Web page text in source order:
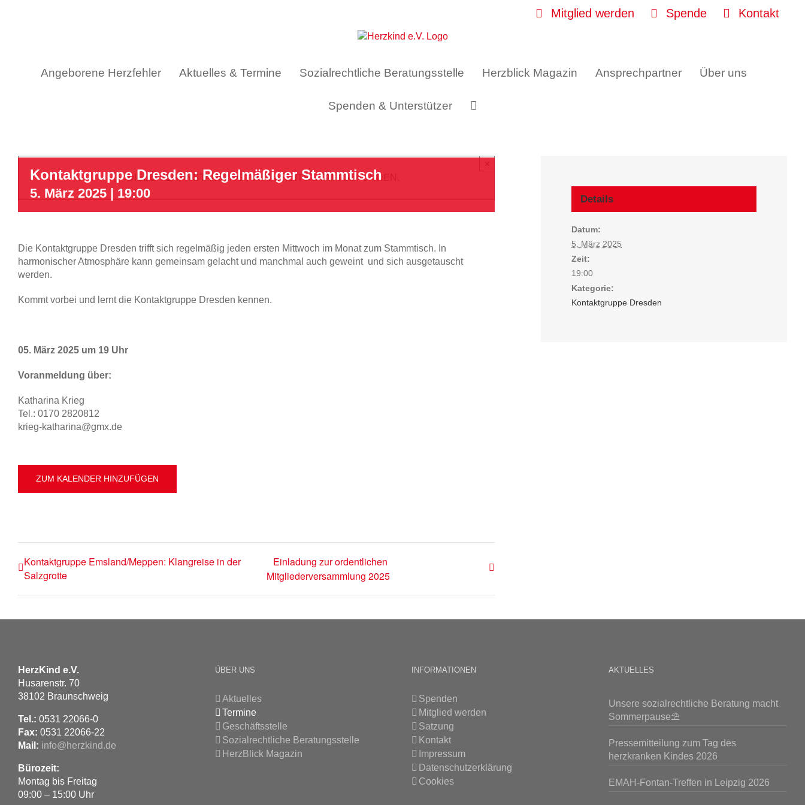
Mitglied werden Spende Kontakt
Angeborene Herzfehler Aktuelles & Termine Sozialrechtliche Beratungsstelle Herzblick Magazin Ansprechpartner Über uns
Spenden & Unterstützer
DIESE VERANSTALTUNG HAT BEREITS STATTGEFUNDEN.
Kontaktgruppe Dresden: Regelmäßiger Stammtisch
5. März 2025 | 19:00
Die Kontaktgruppe Dresden trifft sich regelmäßig jeden ersten Mittwoch im Monat zum Stammtisch. In
harmonischer Atmosphäre kann gemeinsam gelacht und manchmal auch geweint und sich ausgetauscht
werden.
Kommt vorbei und lernt die Kontaktgruppe Dresden kennen.
05. März 2025 um 19 Uhr
Voranmeldung über:
Katharina Krieg
Tel.: 0170 2820812
krieg-katharina@gmx.de
ZUM KALENDER HINZUFÜGEN
Kontaktgruppe Emsland/Meppen: Klangreise in der
Salzgrotte
Einladung zur ordentlichen
Mitgliederversammlung 2025
Details
Datum:
5. März 2025
Zeit:
19:00
Kategorie:
Kontaktgruppe Dresden
HerzKind e.V.
Husarenstr. 70
38102 Braunschweig
Tel.: 0531 22066-0
Fax: 0531 22066-22
Mail: info@herzkind.de
Bürozeit:
Montag bis Freitag
09:00 – 15:00 Uhr
ÜBER UNS
Aktuelles
Termine
Geschäftsstelle
Sozialrechtliche Beratungsstelle
HerzBlick Magazin
INFORMATIONEN
Spenden
Mitglied werden
Satzung
Kontakt
Impressum
Datenschutzerklärung
Cookies
AKTUELLES
Unsere sozialrechtliche Beratung macht
Sommerpause⛱️
Pressemitteilung zum Tag des
herzkranken Kindes 2026
EMAH-Fontan-Treffen in Leipzig 2026